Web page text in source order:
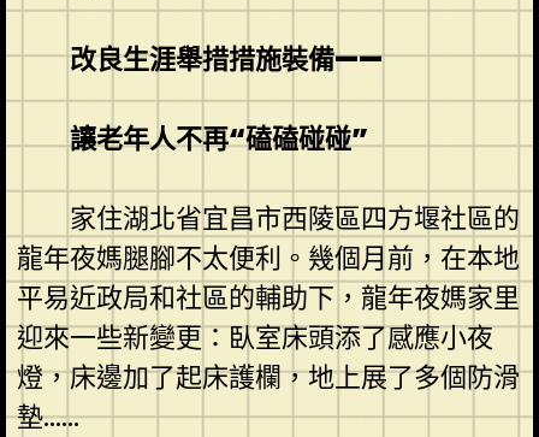
改良生涯舉措措施裝備——
讓老年人不再“磕磕碰碰”
家住湖北省宜昌市西陵區四方堰社區的
龍年夜媽腿腳不太便利。幾個月前，在本地
平易近政局和社區的輔助下，龍年夜媽家里
迎來一些新變更：臥室床頭添了感應小夜
燈，床邊加了起床護欄，地上展了多個防滑
墊……